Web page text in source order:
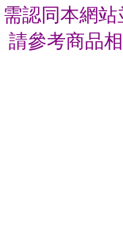
需認同本網
請參考商品